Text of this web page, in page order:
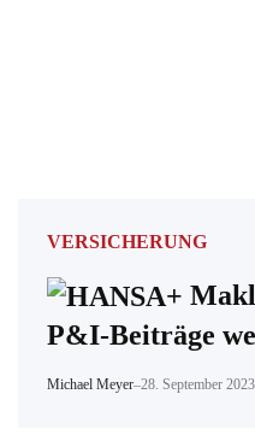
VERSICHERUNG
P&I-Beiträge
Michael Meyer–28. September 2023